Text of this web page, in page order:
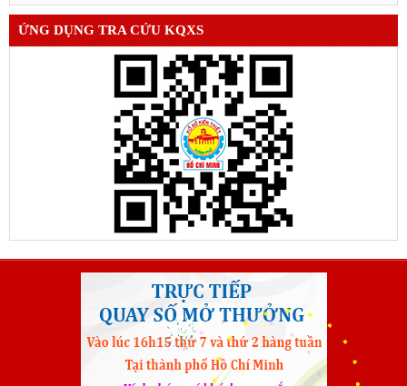
ỨNG DỤNG TRA CỨU KQXS